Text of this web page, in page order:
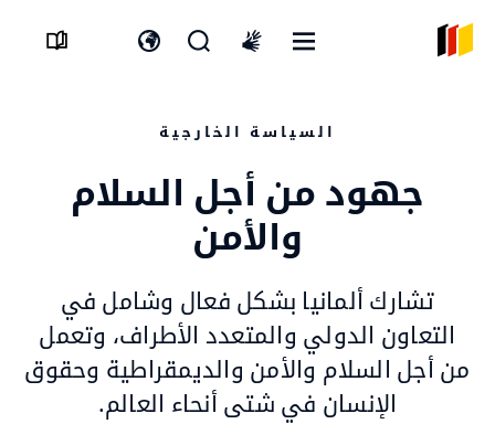
السياسة الخارجية
جهود من أجل السلام
والأمن
تشارك ألمانيا بشكل فعال وشامل في
التعاون الدولي والمتعدد الأطراف، وتعمل
من أجل السلام والأمن والديمقراطية وحقوق
الإنسان في شتى أنحاء العالم.